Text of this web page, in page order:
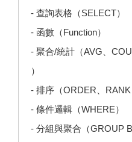
- 查詢表格（SELECT）
- 函數（Function）
- 聚合/統計（AVG、
）
- 排序（ORDER、RANK
- 條件邏輯（WHERE）
- 分組與聚合（GROUP